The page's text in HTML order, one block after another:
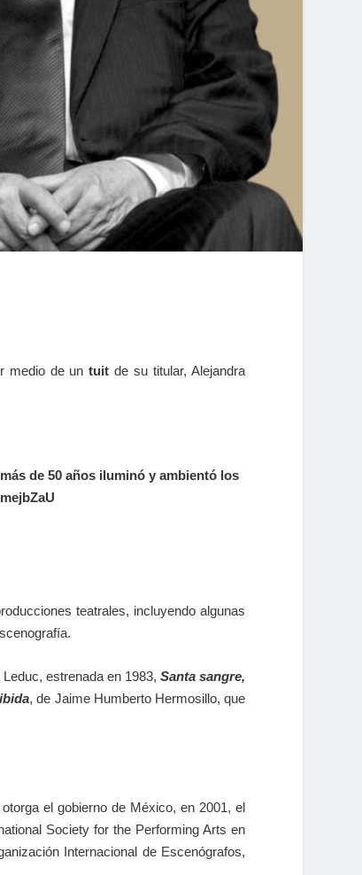
medio de untuit de su titular, Alejandra
de 50 años iluminó y ambientó los
teatrales, incluyendo algunas
estrenada en 1983, Santa sangre,
, de Jaime Humberto Hermosillo, que
el gobierno de México, en 2001, el
Society for the Performing Arts en
Internacional de Escenógrafos,